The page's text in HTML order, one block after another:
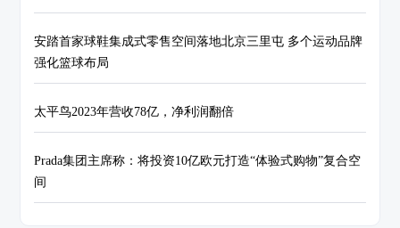
安踏首家球鞋集成式零售空间落地北京三里屯 多个运动品牌
强化篮球布局
太平鸟2023年营收78亿，净利润翻倍
Prada集团主席称：将投资10亿欧元打造“体验式购物”复合空
间